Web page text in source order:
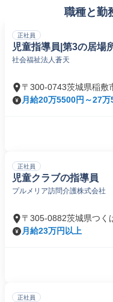
職種と勤
正社員
児童指導員|第3の居場
社会福祉法人蒼天
〒300-0743茨城県稲敷
月給20万5500円～27万
正社員
児童クラブの指導員
プルメリア訪問介護株式会社
〒305-0882茨城県つく
月給23万円以上
正社員